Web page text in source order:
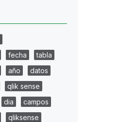
fecha
tabla
año
datos
qlik sense
dia
campos
qliksense